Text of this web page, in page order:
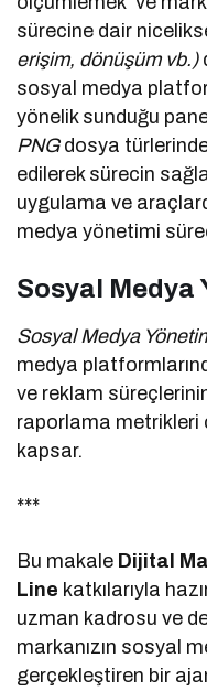
sürecine dair
erişim, dönüşüm vb.)
sosyal medya
yönelik sunduğu
PNGdosya
edilerek sürecin
uygulama ve
medya yönetimi
Sosyal Medya
Sosyal Medya
medya
ve reklam
raporlama metrikleri
kapsar.
***
Bu makale Dijital
Line katkılarıyla
uzman kadrosu ve
markanızın sosyal
gerçekleştiren bir